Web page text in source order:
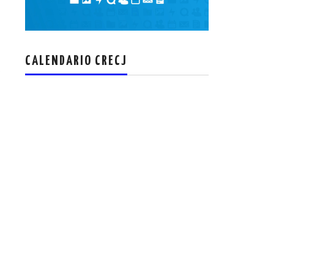
CALENDARIO CRECJ